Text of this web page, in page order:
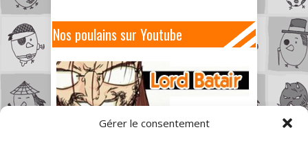
Gérer le consentement
Nos poulains sur Youtube